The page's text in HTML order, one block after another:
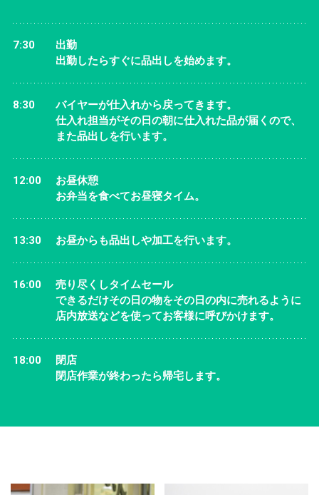
7:30
出勤
出勤したらすぐに品出しを始めます。
8:30
バイヤーが仕入れから戻ってきます。
仕入れ担当がその日の朝に仕入れた品が届くので、
また品出しを行います。
12:00
お昼休憩
お弁当を食べてお昼寝タイム。
13:30 お昼からも品出しや加工を行います。
16:00
売り尽くしタイムセール
できるだけその日の物をその日の内に売れるように
店内放送などを使ってお客様に呼びかけます。
18:00
閉店
閉店作業が終わったら帰宅します。